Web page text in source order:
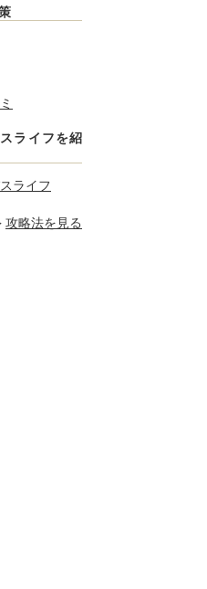
ライフを紹
ライフ
攻略法を見る